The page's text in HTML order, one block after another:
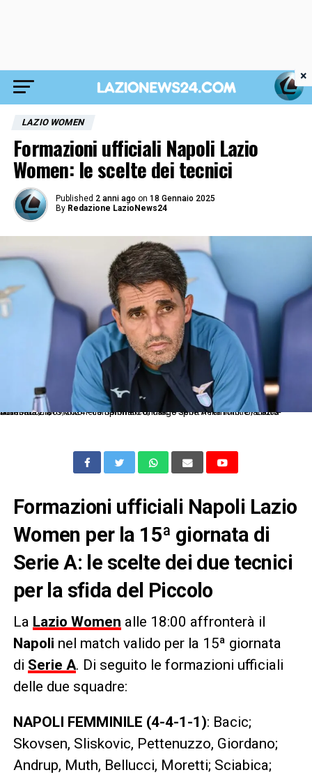
LAZIO WOMEN
Formazioni ufficiali Napoli Lazio
Women: le scelte dei tecnici
Published 2 anni ago on 18 Gennaio 2025
By Redazione LazioNews24
As Roma 21/09/2024 - campionato di calcio serie A femminile / Lazio-Juventus / foto Antonello Sammarco/Image Sport nella foto: Gianluca Grassadonia
Formazioni ufficiali Napoli Lazio
Women per la 15ª giornata di
Serie A: le scelte dei due tecnici
per la sfida del Piccolo
La Lazio Women alle 18:00 affronterà il
Napoli nel match valido per la 15ª giornata
di Serie A. Di seguito le formazioni ufficiali
delle due squadre:
NAPOLI FEMMINILE (4-4-1-1): Bacic;
Skovsen, Sliskovic, Pettenuzzo, Giordano;
Andrup, Muth, Bellucci, Moretti; Sciabica;
×